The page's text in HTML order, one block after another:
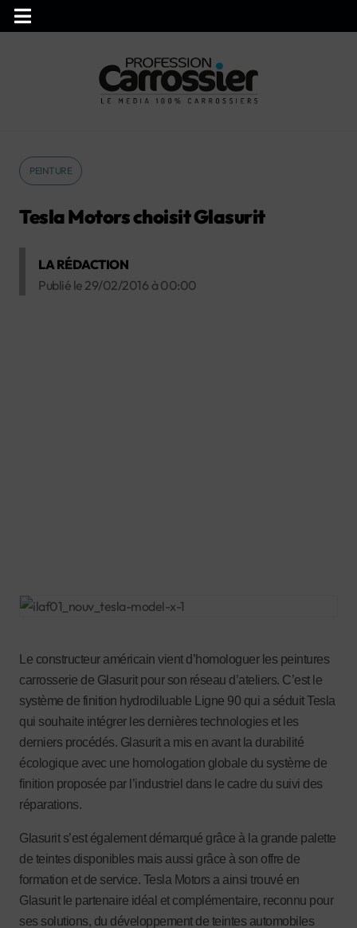
PEINTURE
Tesla Motors choisit Glasurit
LA RÉDACTION
Publié le 29/02/2016 à 00:00
Le constructeur américain vient d’homologuer les peintures
carrosserie de Glasurit pour son réseau d’ateliers. C’est le
système de finition hydrodiluable Ligne 90 qui a séduit Tesla
qui souhaite intégrer les dernières technologies et les
derniers procédés. Glasurit a mis en avant la durabilité
écologique avec une homologation globale du système de
finition proposée par l’industriel dans le cadre du suivi des
réparations.
Glasurit s’est également démarqué grâce à la grande palette
de teintes disponibles mais aussi grâce à son offre de
formation et de service. Tesla Motors a ainsi trouvé en
Glasurit le partenaire idéal et complémentaire, reconnu pour
ses solutions, du développement de teintes automobiles